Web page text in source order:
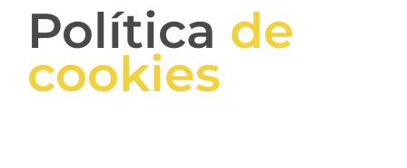
La Clínica
Política de
cookies